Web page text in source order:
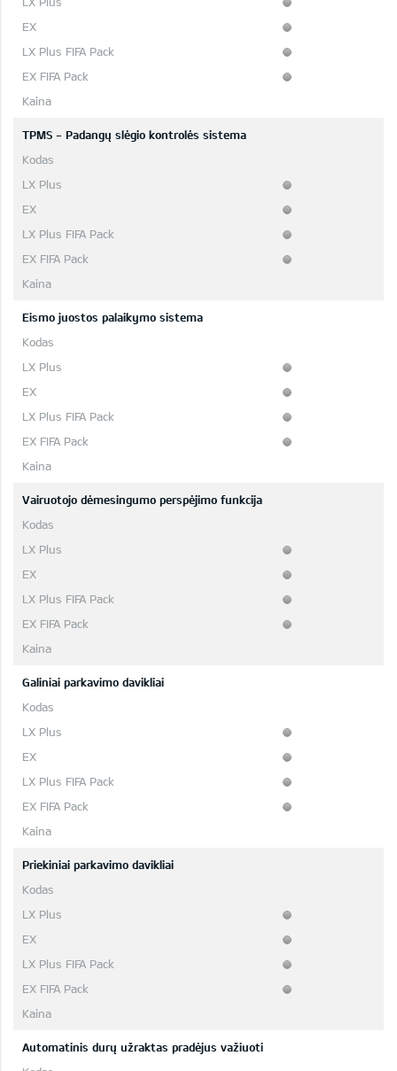
TPMS - Padangų slėgio kontrolės sistema
Eismo juostos palaikymo sistema
Vairuotojo dėmesingumo perspėjimo funkcija
Galiniai parkavimo davikliai
Priekiniai parkavimo davikliai
Automatinis durų užraktas pradėjus važiuoti